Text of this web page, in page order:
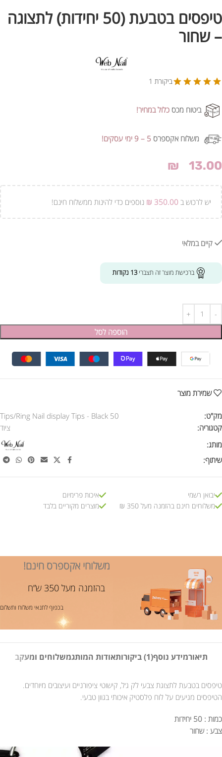
טיפסים בטבעת (50 יחידות) לתצוגה
– שחור
ביקורת 1
ביטוח מכס כלול במחיר!
משלוח אקספרס 5 – 9 ימי עסקים!
₪ 13.00
יש לרכוש ב ₪ 350.00 נוספים כדי להינות ממשלוח חינם!
קיים במלאי
ברכישת מוצר זה תצברי 13 נקודות
הוספה לסל
שמירת מוצר
מק"ט:
50 Tips/Ring Nail display Tips - Black
קטגוריה:
ציוד
מותג:
שיתוף:
יבואן רשמי
משלוחים חינם בהזמנה מעל 350 ₪
איכות פרימיום
מוצרים מקוריים בלבד
משלוחי אקספרס חינם!
בהזמנה מעל 350 ש”ח
בכפוף לתנאי משלוח ותשלום
תיאורמידע נוסף(1) ביקורות אודות המותגמשלוחים ומעקב
טיפסים בטבעת לתצוגת צבעי לק ג׳ל, קישוטי ציפורניים ועיצובים מיוחדים.
הטיפסים מגיעים על לוח פלסטיק איכותי בגוון טבעי.
כמות : 50 יחידות
צבע : שחור